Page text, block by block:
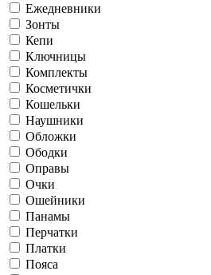
Ежедневники
Зонты
Кепи
Ключницы
Комплекты
Косметички
Кошельки
Наушники
Обложки
Ободки
Оправы
Очки
Ошейники
Панамы
Перчатки
Платки
Пояса